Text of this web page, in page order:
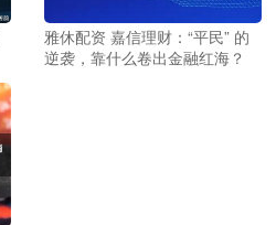
雅休配资 嘉信理财：“平民” 的
逆袭，靠什么卷出金融红海？